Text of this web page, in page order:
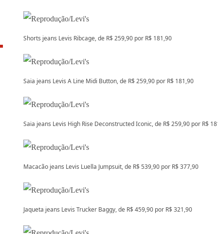
Shorts jeans Levis Ribcage, de R$ 259,90 por R$ 181,90
Saia jeans Levis A Line Midi Button, de R$ 259,90 por R$ 181,90
Saia jeans Levis High Rise Deconstructed Iconic, de R$ 259,90 por R$
Macacão jeans Levis Luella Jumpsuit, de R$ 539,90 por R$ 377,90
Jaqueta jeans Levis Trucker Baggy, de R$ 459,90 por R$ 321,90